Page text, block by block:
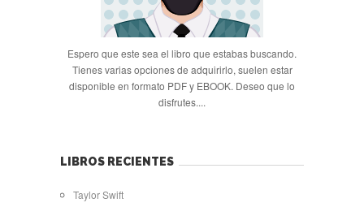
Espero que este sea el libro que estabas buscando.
Tienes varias opciones de adquirirlo, suelen estar
disponible en formato PDF y EBOOK. Deseo que lo
disfrutes....
LIBROS RECIENTES
Taylor Swift